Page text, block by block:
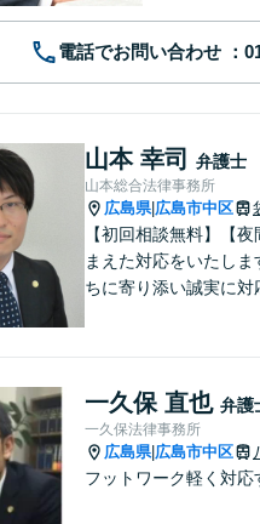
電話でお問い合わせ
山本 幸司 弁護士
山本総合法律事務所
広島県| 広島市中区
【初回相談無料】【
まえた対応をいたし
ちに寄り添い誠実に対
一久保 直也 弁護
一久保法律事務所
広島県| 広島市中区
フットワーク軽く対